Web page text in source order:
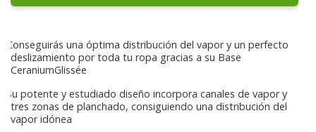
Conseguirás una óptima distribución del vapor y un perfecto
deslizamiento por toda tu ropa gracias a su Base
CeraniumGlissée
Su potente y estudiado diseño incorpora canales de vapor y
tres zonas de planchado, consiguiendo una distribución del
vapor idónea